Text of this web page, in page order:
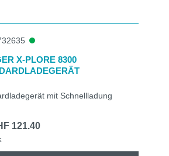
X‑PLORE 8300
mit Schnellladung
121.40